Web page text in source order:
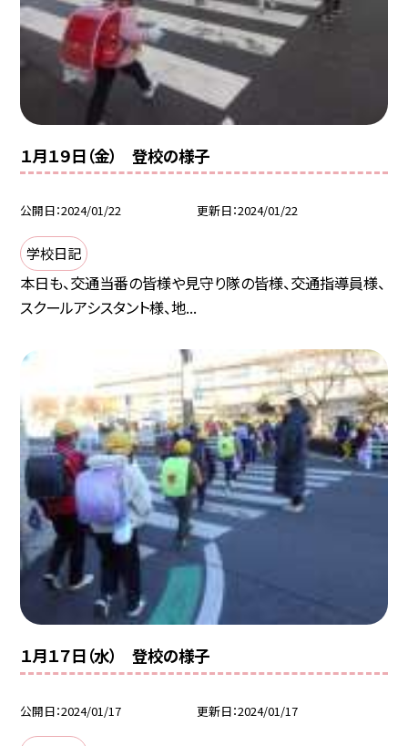
１月１９日（金） 登校の様子
公開日 2024/01/22 更新日 2024/01/22
学校日記
本日も、交通当番の皆様や見守り隊の皆様、交通指導員様、
スクールアシスタント様、地...
１月１７日（水） 登校の様子
公開日 2024/01/17 更新日 2024/01/17